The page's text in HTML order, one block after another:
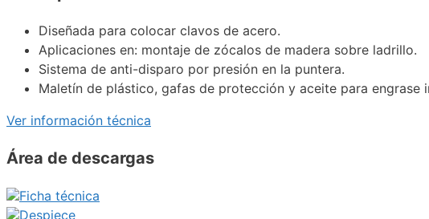
Diseñada para colocar clavos de acero.
Aplicaciones en: montaje de zócalos de madera sobre ladrillo.
Sistema de anti-disparo por presión en la puntera.
Maletín de plástico, gafas de protección y aceite para engrase
Ver información técnica
Área de descargas
Ficha técnica
Despiece